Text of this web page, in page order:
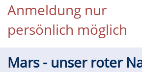
Anmeldung nur
persönlich möglich
Mars - unser roter